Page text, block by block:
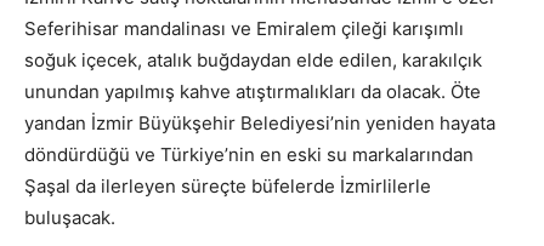
Seferihisar mandalinası ve Emiralem çileği karışımlı
soğuk içecek, atalık buğdaydan elde edilen, karakılçık
unundan yapılmış kahve atıştırmalıkları da olacak. Öte
yandan İzmir Büyükşehir Belediyesi’nin yeniden hayata
döndürdüğü ve Türkiye’nin en eski su markalarından
Şaşal da ilerleyen süreçte büfelerde İzmirlilerle
buluşacak.